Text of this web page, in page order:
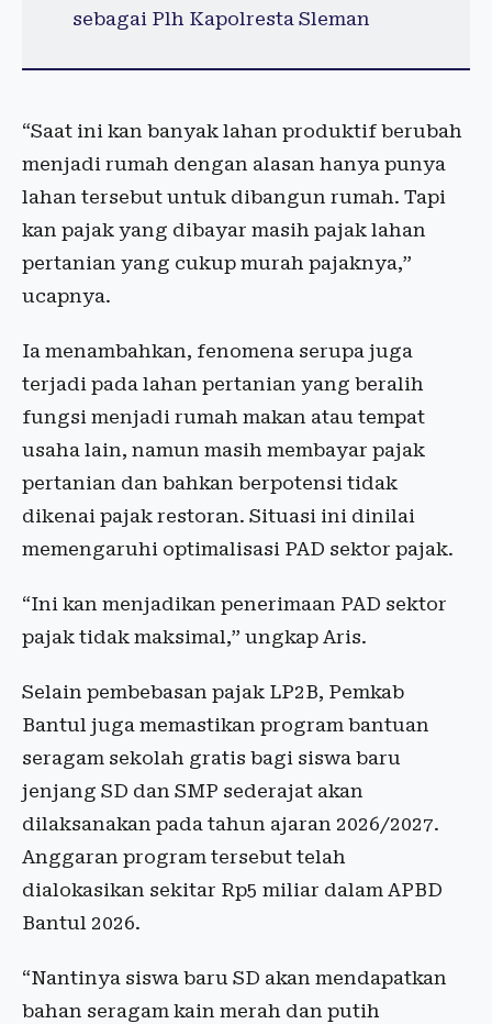
sebagai Plh Kapolresta Sleman
“Saat ini kan banyak lahan produktif berubah
menjadi rumah dengan alasan hanya punya
lahan tersebut untuk dibangun rumah. Tapi
kan pajak yang dibayar masih pajak lahan
pertanian yang cukup murah pajaknya,”
ucapnya.
Ia menambahkan, fenomena serupa juga
terjadi pada lahan pertanian yang beralih
fungsi menjadi rumah makan atau tempat
usaha lain, namun masih membayar pajak
pertanian dan bahkan berpotensi tidak
dikenai pajak restoran. Situasi ini dinilai
memengaruhi optimalisasi PAD sektor pajak.
“Ini kan menjadikan penerimaan PAD sektor
pajak tidak maksimal,” ungkap Aris.
Selain pembebasan pajak LP2B, Pemkab
Bantul juga memastikan program bantuan
seragam sekolah gratis bagi siswa baru
jenjang SD dan SMP sederajat akan
dilaksanakan pada tahun ajaran 2026/2027.
Anggaran program tersebut telah
dialokasikan sekitar Rp5 miliar dalam APBD
Bantul 2026.
“Nantinya siswa baru SD akan mendapatkan
bahan seragam kain merah dan putih